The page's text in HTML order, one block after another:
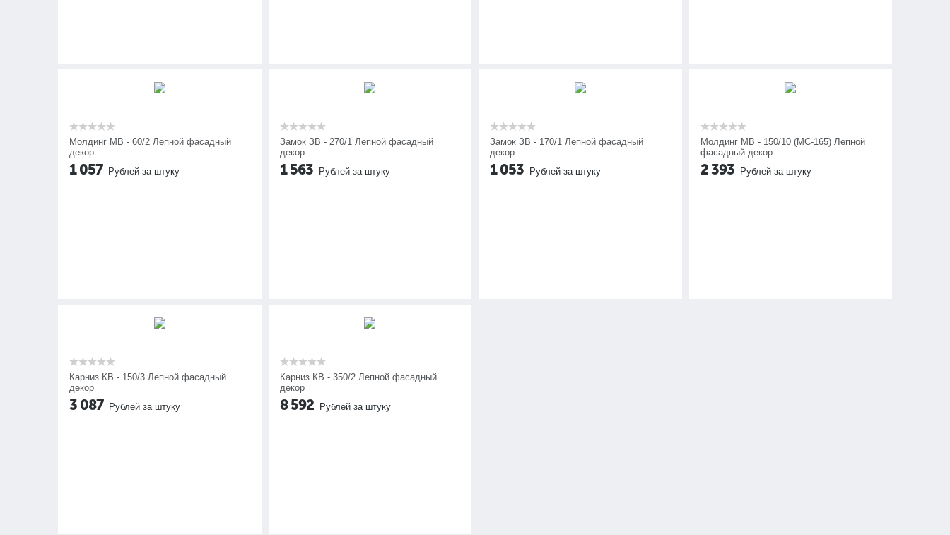
Молдинг МВ - 60/2 Лепной фасадный
декор
1 057 Рублей за штуку
Замок ЗВ - 270/1 Лепной фасадный
декор
1 563 Рублей за штуку
Замок ЗВ - 170/1 Лепной фасадный
декор
1 053 Рублей за штуку
Молдинг МВ - 150/10 (МС-165) Лепной
фасадный декор
2 393 Рублей за штуку
Карниз КВ - 150/3 Лепной фасадный
декор
3 087 Рублей за штуку
Карниз КВ - 350/2 Лепной фасадный
декор
8 592 Рублей за штуку